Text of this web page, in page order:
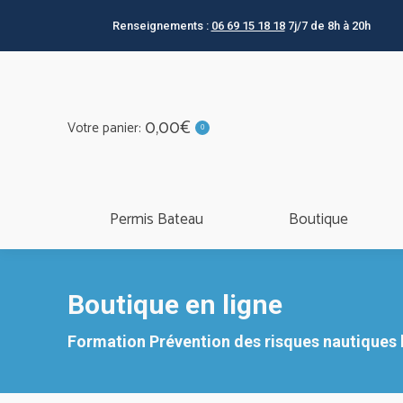
Renseignements : 06 69 15 18 187j/7 de 8h à 20h
Votre panier: 0,00€ 0
Permis Bateau Boutique
Boutique en ligne
Formation Prévention des risques nautiques
Vous êtes ici :
Permis Bateau Boutique